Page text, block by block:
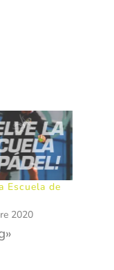
Escuela de
2020